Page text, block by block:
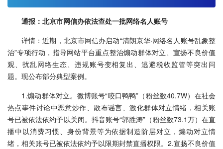
通报：北京市网信办依法查处一批网络名人账号
详情：近期，北京市网信办启动“清朗京华·网络名人账号乱象整
治”专项行动，指导网站平台重点整治煽动群体对立、宣扬不良价值
观、扰乱网络生态、违规账号变相复出、逃避税收监管等突出问
题。现公布部分典型案例。
1.煽动群体对立。微博账号“咬口鸭鸭”（粉丝数40.7W）在社会
热点事件讨论中恶意炒作、散布谣言、激化群体对立情绪，相关账
号已被依法依约予以关闭。抖音账号“郭胜涛”（粉丝数73.1万）在直
播中以消费习惯、身份背景等为依据制造阶层对立，煽动对立情
绪，相关账号已被依法依约予以限期封禁直播权限。2.宣扬不良价值